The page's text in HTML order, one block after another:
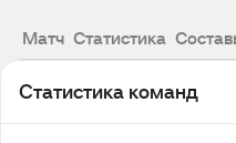
Матч Статистика
Статистика команд